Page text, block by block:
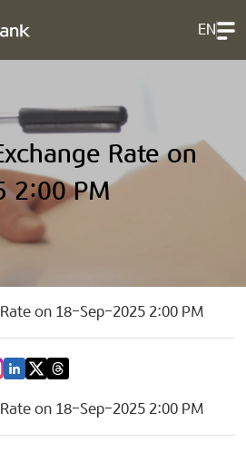
EN
Rate on
2:00 PM
on 18-Sep-2025 2:00 PM
on 18-Sep-2025 2:00 PM